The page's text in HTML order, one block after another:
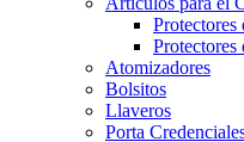
Protectores
Protectores
Atomizadores
Bolsitos
Llaveros
Porta